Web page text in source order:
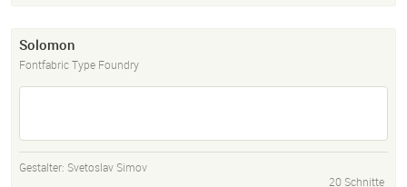
Solomon
Fontfabric Type Foundry
Gestalter: Svetoslav Simov
20 Schnitte